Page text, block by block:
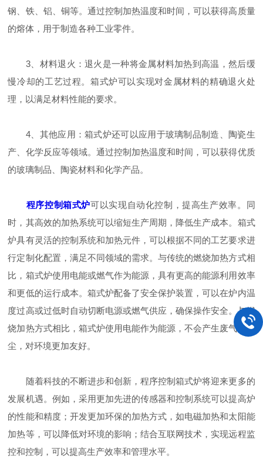
钢、铁、铝、铜等。通过控制加热温度和时间，可以获得高质量
的熔体，用于制造各种工业零件。
3、材料退火：退火是一种将金属材料加热到高温，然后缓
慢冷却的工艺过程。箱式炉可以实现对金属材料的精确退火处
理，以满足材料性能的要求。
4、其他应用：箱式炉还可以应用于玻璃制品制造、陶瓷生
产、化学反应等领域。通过控制加热温度和时间，可以获得优质
的玻璃制品、陶瓷材料和化学产品。
程序控制箱式炉可以实现自动化控制，提高生产效率。同
时，其高效的加热系统可以缩短生产周期，降低生产成本。箱式
炉具有灵活的控制系统和加热元件，可以根据不同的工艺要求进
行定制化配置，满足不同领域的需求。与传统的燃烧加热方式相
比，箱式炉使用电能或燃气作为能源，具有更高的能源利用效率
和更低的运行成本。箱式炉配备了安全保护装置，可以在炉内温
度过高或过低时自动切断电源或燃气供应，确保操作安全。与燃
烧加热方式相比，箱式炉使用电能作为能源，不会产生废气和烟
尘，对环境更加友好。
随着科技的不断进步和创新，程序控制箱式炉将迎来更多的
发展机遇。例如，采用更加先进的传感器和控制系统可以提高炉
的性能和精度；开发更加环保的加热方式，如电磁加热和太阳能
加热等，可以降低对环境的影响；结合互联网技术，实现远程监
控和控制，可以提高生产效率和管理水平。